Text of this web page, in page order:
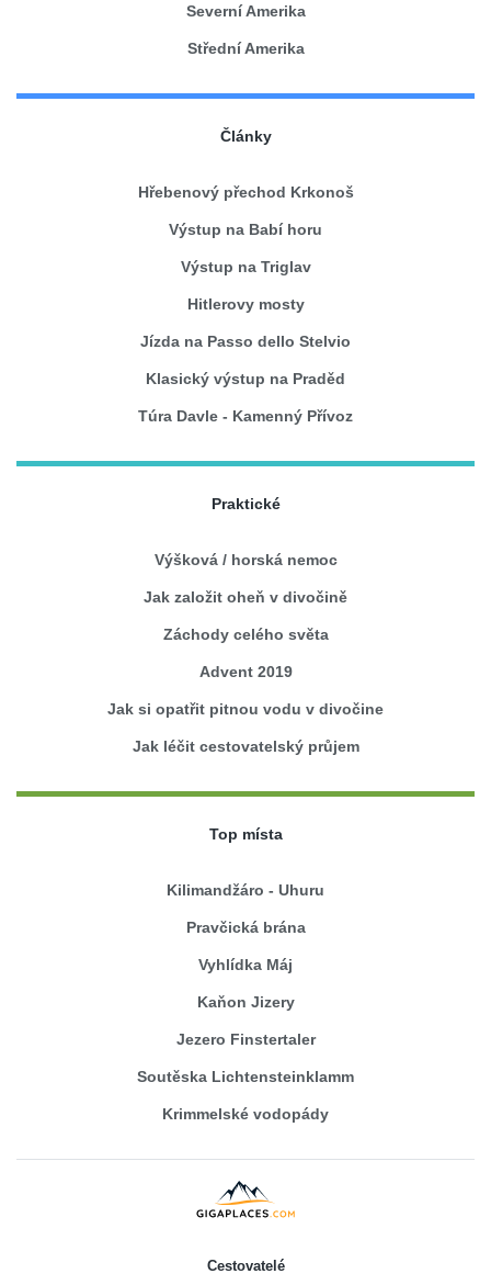
Severní Amerika
Střední Amerika
Články
Hřebenový přechod Krkonoš
Výstup na Babí horu
Výstup na Triglav
Hitlerovy mosty
Jízda na Passo dello Stelvio
Klasický výstup na Praděd
Túra Davle - Kamenný Přívoz
Praktické
Výšková / horská nemoc
Jak založit oheň v divočině
Záchody celého světa
Advent 2019
Jak si opatřit pitnou vodu v divočine
Jak léčit cestovatelský průjem
Top místa
Kilimandžáro - Uhuru
Pravčická brána
Vyhlídka Máj
Kaňon Jizery
Jezero Finstertaler
Soutěska Lichtensteinklamm
Krimmelské vodopády
Cestovatelé